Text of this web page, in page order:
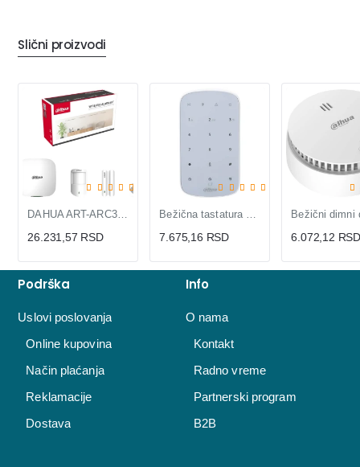
Slični proizvodi
DAHUA ART-ARC3000H-03-GW2(868) Alarm KIT
26.231,57 RSD 7.675,16 RSD 6.072,12 RSD
Podrška
Uslovi poslovanja
Online kupovina
Način plaćanja
Reklamacije
Dostava
Info
O nama
Kontakt
Radno vreme
Partnerski program
B2B